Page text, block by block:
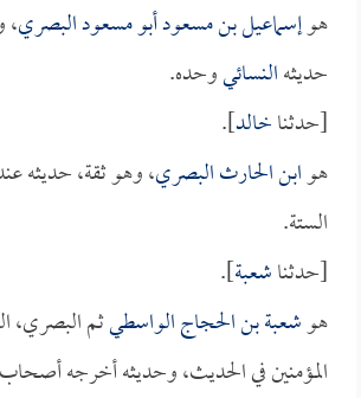
هوإسماعيل بن مسعود أبو مسعود البصري
حديثهالنسائيوحده.
[حدثناخالد].
هوابن الحارث البصري، وهو ثقة، حديثه
الستة.
[حدثناشعبة].
هوشعبة بن الحجاج الواسطيثم البصري،
المؤمنين في الحديث، وحديثه أخرجه